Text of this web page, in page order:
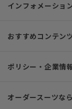
インフォメーショ
おすすめコンテン
ポリシー・企業情
オーダースーツな